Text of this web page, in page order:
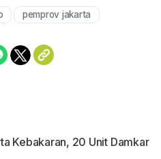
pemprov jakarta
Kebakaran, 20 Unit Damkar